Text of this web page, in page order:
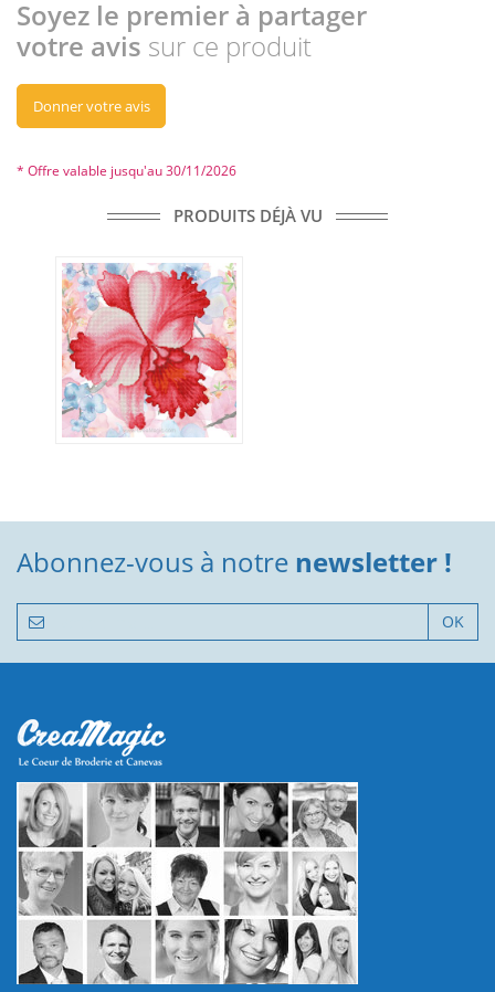
Soyez le premier à partager
votre avis sur ce produit
Donner votre avis
* Offre valable jusqu'au 30/11/2026
PRODUITS DÉJÀ VU
Abonnez-vous à notre newsletter !
OK